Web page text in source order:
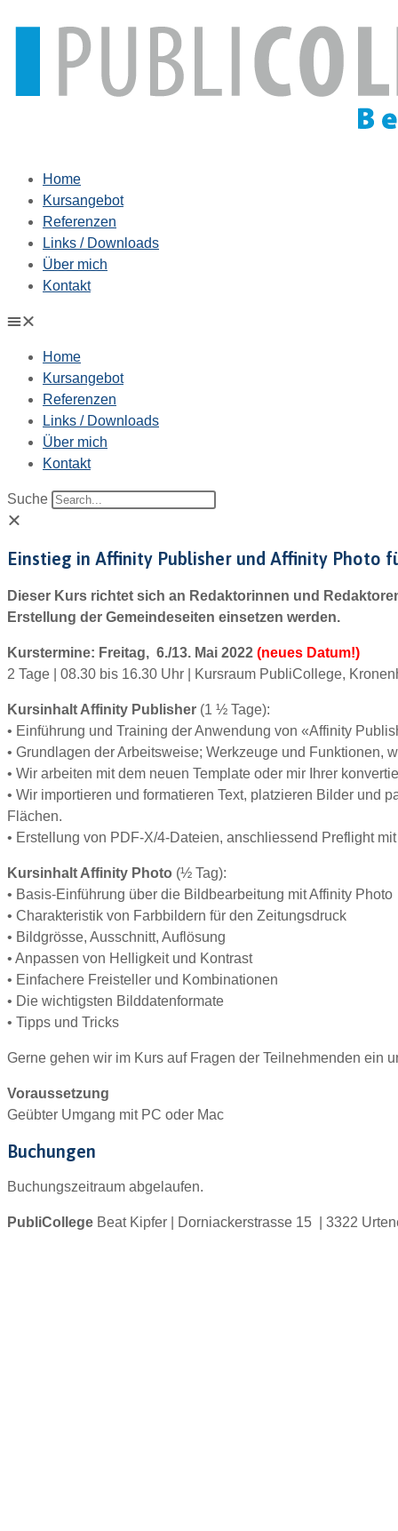
Home
Kursangebot
Referenzen
Links / Downloads
Über mich
Kontakt
Home
Kursangebot
Referenzen
Links / Downloads
Über mich
Kontakt
Suche
Einstieg in Affinity Publisher und Affinity Photo
Dieser Kurs richtet sich an Redaktorinnen und
Erstellung der Gemeindeseiten einsetzen werden.
Kurstermine: Freitag, 6./13. Mai 2022 (neues Datum!)
2 Tage | 08.30 bis 16.30 Uhr |
Kursraum PubliCollege,
Kursinhalt Affinity Publisher (1 ½ Tage):
• Einführung und Training der Anwendung von «Affinity
• Grundlagen der Arbeitsweise; Werkzeuge und Funktionen,
• Wir arbeiten mit dem neuen Template oder mir Ihrer
• Wir importieren und formatieren Text, platzieren Bilder und
Flächen.
• Erstellung von PDF-X/4-Dateien, anschliessend Preflight
Kursinhalt Affinity Photo (½ Tag):
• Basis-Einführung über die Bildbearbeitung mit Affinity Photo
• Charakteristik von Farbbildern für den Zeitungsdruck
• Bildgrösse, Ausschnitt, Auflösung
• Anpassen von Helligkeit und Kontrast
• Einfachere Freisteller und Kombinationen
• Die wichtigsten Bilddatenformate
• Tipps und Tricks
Gerne gehen wir im Kurs auf Fragen der Teilnehmenden ein
Voraussetzung
Geübter Umgang mit PC oder Mac
Buchungen
Buchungszeitraum abgelaufen.
PubliCollege Beat Kipfer | Dorniackerstrasse 15 | 3322